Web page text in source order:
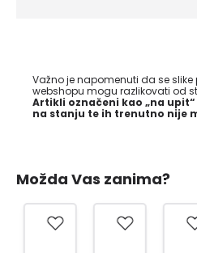
Važno je napomenuti da se
webshopu mogu razlikovati od
Artikli označeni kao „na
na stanju te ih trenutno nije
Možda Vas zanima?